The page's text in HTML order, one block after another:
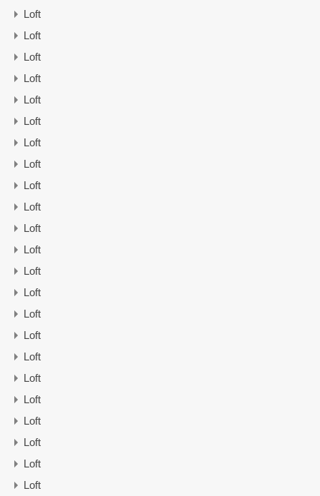
Loft
Loft
Loft
Loft
Loft
Loft
Loft
Loft
Loft
Loft
Loft
Loft
Loft
Loft
Loft
Loft
Loft
Loft
Loft
Loft
Loft
Loft
Loft